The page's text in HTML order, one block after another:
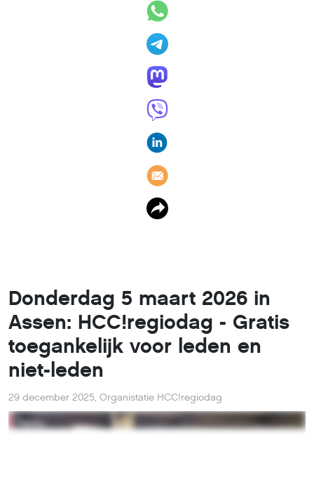
Donderdag 5 maart 2026 in
Assen: HCC!regiodag - Gratis
toegankelijk voor leden en
niet-leden
29 december 2025, Organistatie HCC!regiodag